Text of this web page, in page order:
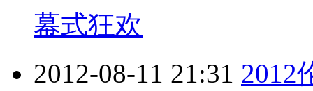
幕式狂欢
2012-08-11 21:31 2012